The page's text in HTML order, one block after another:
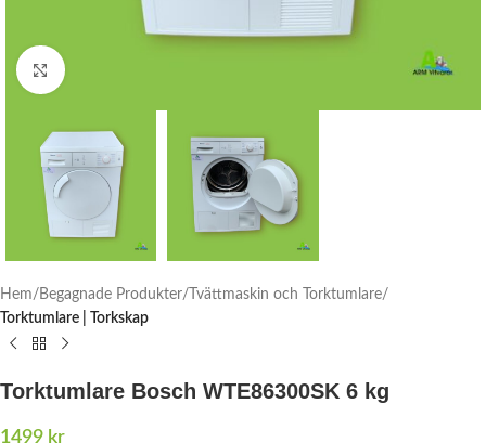
Click to enlarge
Hem Begagnade Produkter
Tvättmaskin och Torktumlare
Torktumlare | Torkskap
Torktumlare Bosch WTE86300SK 6 kg
1499 kr